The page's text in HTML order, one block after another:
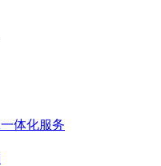
体化服务